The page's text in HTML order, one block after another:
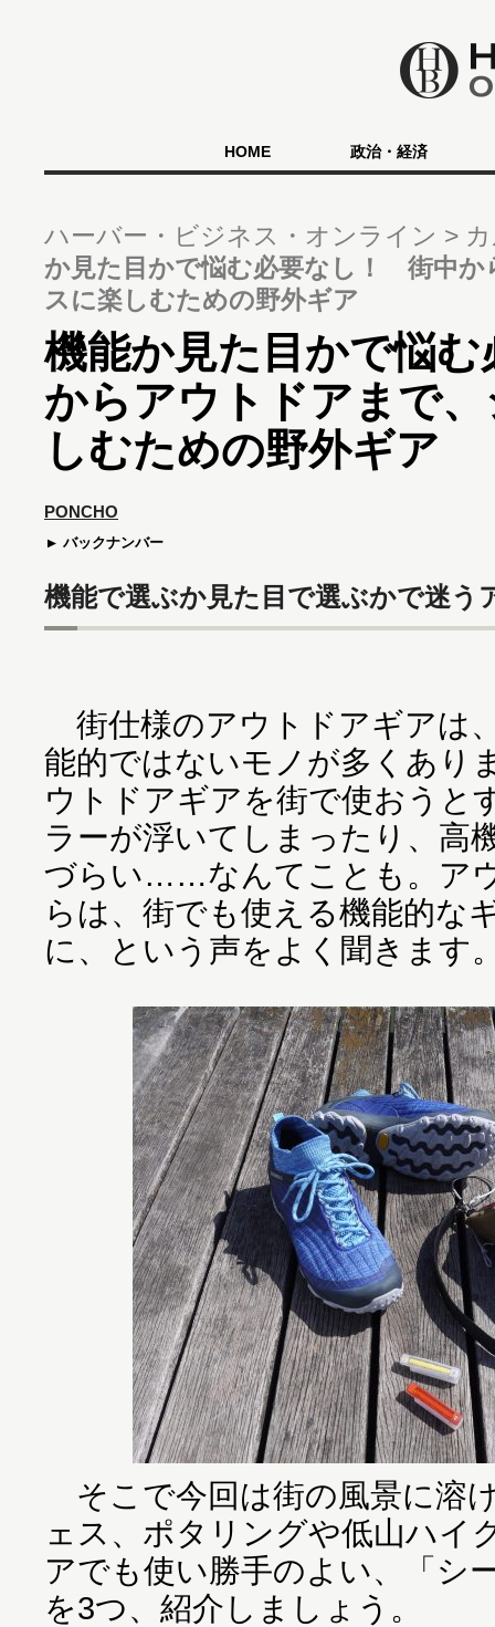
HOME 政治・経済
ハーバー・ビジネス・オンライン
か見た目かで悩む必要なし！ 街中か
スに楽しむための野外ギア
機能か見た目かで悩
からアウトドアまで
しむための野外ギア
PONCHO
バックナンバー
機能で選ぶか見た目で選ぶかで迷う
街仕様のアウトドアギアは
能的ではないモノが多くあり
ウトドアギアを街で使おうと
ラーが浮いてしまったり、高
づらい……なんてことも。ア
らは、街でも使える機能的な
に、という声をよく聞きます
そこで今回は街の風景に溶
ェス、ポタリングや低山ハイ
アでも使い勝手のよい、「シ
を3つ、紹介しましょう。